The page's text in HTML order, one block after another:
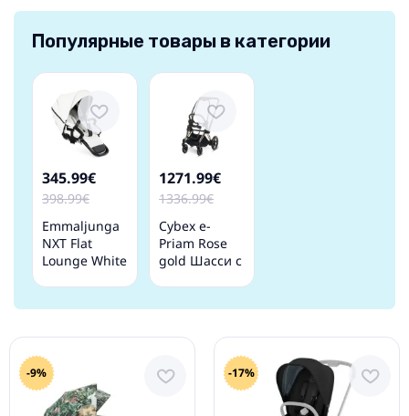
Популярные товары в категории
345.99€
398.99€
Emmaljunga
NXT Flat
Lounge White
прогулочный
1271.99€
1336.99€
Cybex e-
Priam Rose
gold Шасси с
-9% -17%